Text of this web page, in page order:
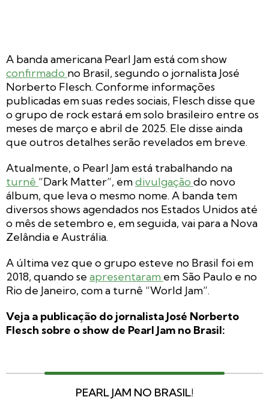
A banda americana Pearl Jam está com show
confirmado no Brasil, segundo o jornalista José
Norberto Flesch. Conforme informações
publicadas em suas redes sociais, Flesch disse que
o grupo de rock estará em solo brasileiro entre os
meses de março e abril de 2025. Ele disse ainda
que outros detalhes serão revelados em breve.
Atualmente, o Pearl Jam está trabalhando na
turnê “Dark Matter”, emdivulgação do novo
álbum, que leva o mesmo nome. A banda tem
diversos shows agendados nos Estados Unidos até
o mês de setembro e, em seguida, vai para a Nova
Zelândia e Austrália.
A última vez que o grupo esteve no Brasil foi em
2018, quando se apresentaram em São Paulo e no
Rio de Janeiro, com a turnê “World Jam”.
Veja a publicação do jornalista José Norberto
Flesch sobre o show de Pearl Jam no Brasil:
PEARL JAM NO BRASIL!